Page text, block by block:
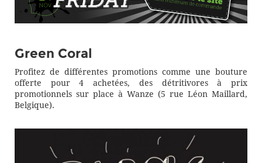
Green Coral
Profitez de différentes promotions comme une bouture
offerte pour 4 achetées, des détritivores à prix
promotionnels sur place à Wanze (5 rue Léon Maillard,
Belgique).